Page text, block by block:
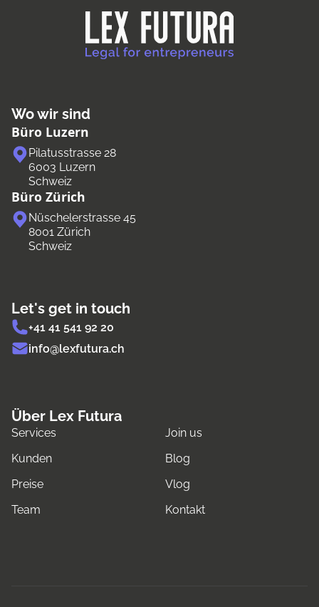
Wo wir sind
Büro Luzern
Pilatusstrasse 28
6003 Luzern
Schweiz
Büro Zürich
Nüschelerstrasse 45
8001 Zürich
Schweiz
Let's get in touch
+41 41 541 92 20
info@lexfutura.ch
Über Lex Futura
Services
Join us
Kunden
Blog
Preise
Vlog
Team
Kontakt